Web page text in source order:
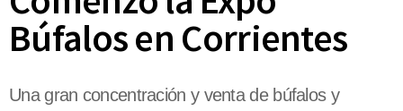
Búfalos en Corrientes
Una gran concentración y venta de búfalos y